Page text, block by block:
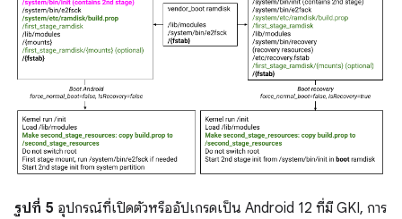
รูปที่ 5 อุปกรณ์ที่เปิดตัวหรืออัปเกรดเป็น Android 12 ที่มี GKI, การ